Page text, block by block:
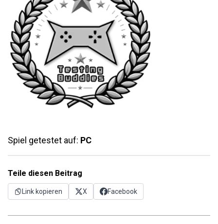
Spiel getestet auf: PC
Teile diesen Beitrag
Link kopieren X Facebook